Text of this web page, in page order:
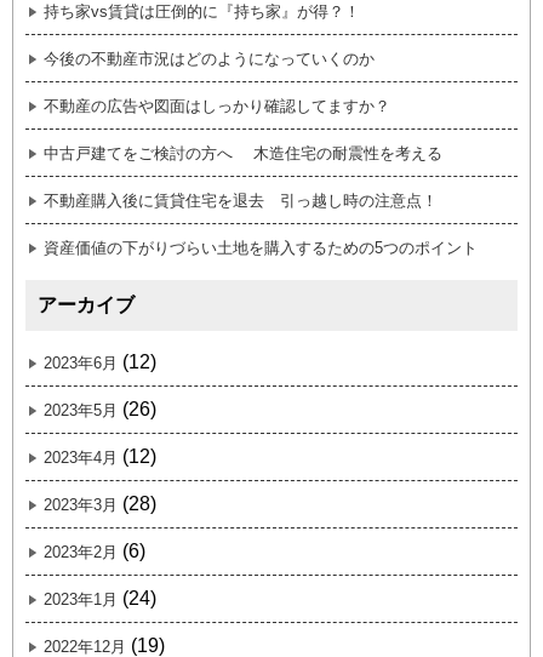
持ち家vs賃貸は圧倒的に『持ち家』が得？！
今後の不動産市況はどのようになっていくのか
不動産の広告や図面はしっかり確認してますか？
中古戸建てをご検討の方へ 木造住宅の耐震性を考える
不動産購入後に賃貸住宅を退去 引っ越し時の注意点！
資産価値の下がりづらい土地を購入するための5つのポイント
アーカイブ
2023年6月 (12)
2023年5月 (26)
2023年4月 (12)
2023年3月 (28)
2023年2月 (6)
2023年1月 (24)
2022年12月 (19)